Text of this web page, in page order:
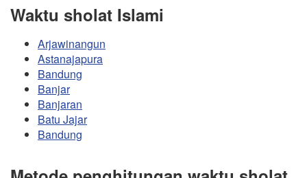
Waktu sholat Islami
Arjawinangun
Astanajapura
Bandung
Banjar
Banjaran
Batu Jajar
Bandung